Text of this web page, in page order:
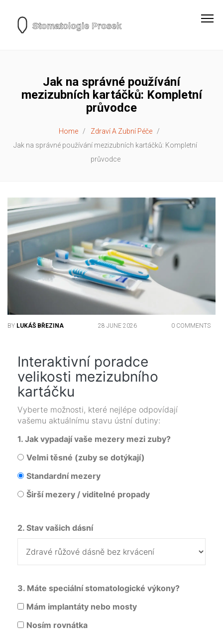
Jak na správné používání
mezizubních kartáčků: Kompletní
průvodce
Home
Zdraví A Zubní Péče
Jak na správné používání mezizubních kartáčků: Kompletní
průvodce
BY LUKÁŠ BŘEZINA 28 JUNE 2026 0 COMMENTS
Interaktivní poradce
velikosti mezizubního
kartáčku
Vyberte možnosti, které nejlépe odpovídají
vašemu aktuálnímu stavu ústní dutiny:
1. Jak vypadají vaše mezery mezi zuby?
Velmi těsné (zuby se dotýkají)
Standardní mezery
Širší mezery / viditelné propady
2. Stav vašich dásní
3. Máte speciální stomatologické výkony?
Mám implantáty nebo mosty
Nosím rovnátka